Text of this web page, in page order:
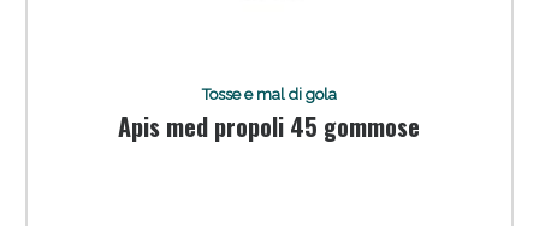
Tosse e mal di gola
Apis med propoli 45 gommose